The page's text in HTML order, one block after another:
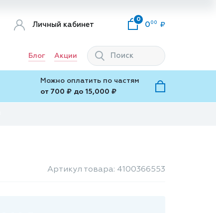
Личный кабинет
0
0 00
Блог Акции
Можно оплатить по частям
от 700 ₽ до 15,000 ₽
Артикул товара: 4100366553